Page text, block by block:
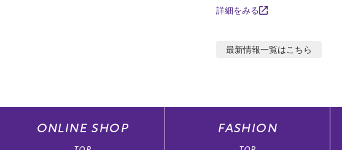
詳細をみる
最新情報一覧はこちら
ONLINE SHOP FASHION